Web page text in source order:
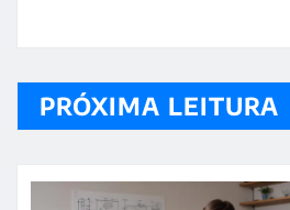
PRÓXIMA LEITURA